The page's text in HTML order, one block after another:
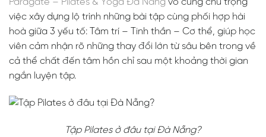
việc xây dựng lộ trình những bài tập cùng phối hợp hài
hoà giữa 3 yếu tố: Tâm trí – Tinh thần – Cơ thể, giúp học
viên cảm nhận rõ những thay đổi lớn từ sâu bên trong về
cả thể chất đến tâm hồn chỉ sau một khoảng thời gian
ngắn luyện tập.
Tập Pilates ở đâu tại Đà Nẵng?